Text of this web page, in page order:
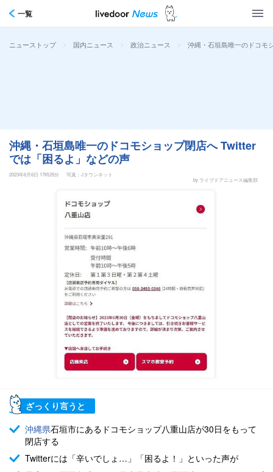
一覧
ニューストップ > 国内ニュース > 政治ニュース > 沖縄・石垣島唯一のドコモ
沖縄・石垣島唯一のドコモショップ閉店へ Twitter
では「困るよ」などの声
2023年6月6日 17時25分
写真：Jタウンネット
by ライブドアニュース編集部
ざっくり言うと
沖縄県石垣市にあるドコモショップ八重山店が30日をもって
閉店する
Twitterには「辛いでしょ…」「困るよ！」といった声が